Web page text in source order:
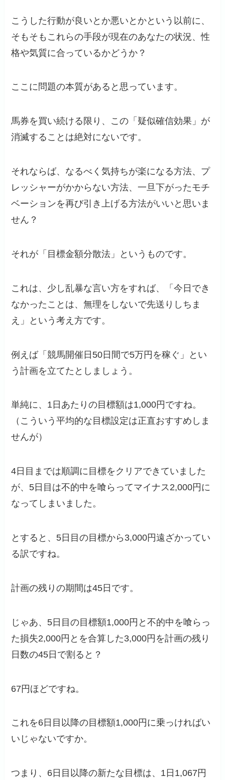
こうした行動が良いとか悪いとかという以前に、
そもそもこれらの手段が現在のあなたの状況、性
格や気質に合っているかどうか？
ここに問題の本質があると思っています。
馬券を買い続ける限り、この「疑似確信効果」が
消滅することは絶対にないです。
それならば、なるべく気持ちが楽になる方法、プ
レッシャーがかからない方法、一旦下がったモチ
ベーションを再び引き上げる方法がいいと思いま
せん？
それが「目標金額分散法」というものです。
これは、少し乱暴な言い方をすれば、「今日でき
なかったことは、無理をしないで先送りしちま
え」という考え方です。
例えば「競馬開催日50日間で5万円を稼ぐ」とい
う計画を立てたとしましょう。
単純に、1日あたりの目標額は1,000円ですね。
（こういう平均的な目標設定は正直おすすめしま
せんが）
4日目までは順調に目標をクリアできていました
が、5日目は不的中を喰らってマイナス2,000円に
なってしまいました。
とすると、5日目の目標から3,000円遠ざかってい
る訳ですね。
計画の残りの期間は45日です。
じゃあ、5日目の目標額1,000円と不的中を喰らっ
た損失2,000円とを合算した3,000円を計画の残り
日数の45日で割ると？
67円ほどですね。
これを6日目以降の目標額1,000円に乗っければい
いじゃないですか。
つまり、6日目以降の新たな目標は、1日1,067円